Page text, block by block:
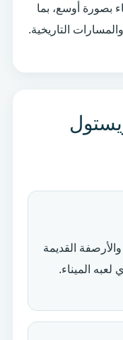
بصورة أوسع، بما
التاريخية.
القديمة
لعبه الميناء.